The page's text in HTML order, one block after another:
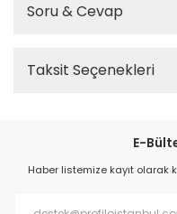
Soru & Cevap
Taksit Seçenekleri
E-
Haber listemize kayıt